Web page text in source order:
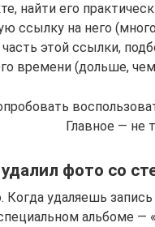
найти его
ссылку на него
этой ссылки,
времени (дольше,
Главное — не
фото со
Когда удаляешь
альбоме —